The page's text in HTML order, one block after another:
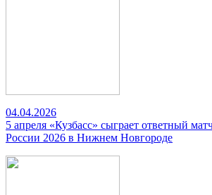
04.04.2026
5 апреля «Кузбасс» сыграет ответный
России 2026 в Нижнем Новгороде